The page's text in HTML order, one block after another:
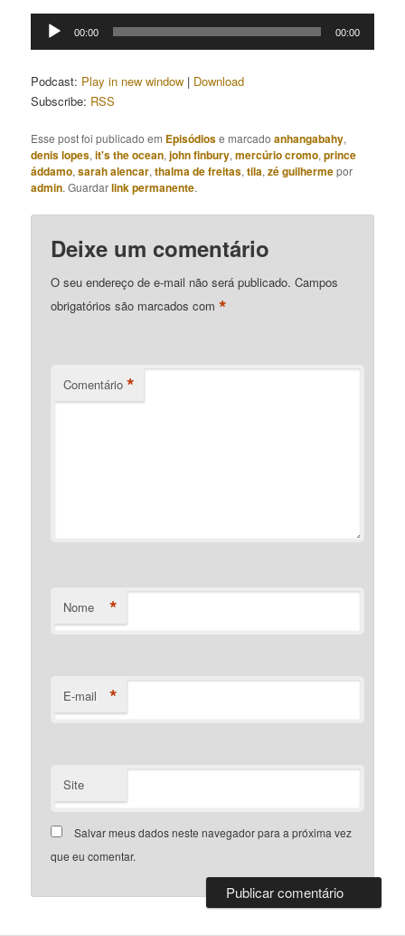
Tocador
00:00 00:00
Podcast: Play in new window | Download
Subscribe: RSS
Esse post foi publicado em Episódiose marcadoanhangabahy,
denis lopes,it's the ocean,john finbury,mercúrio cromo,prince
áddamo,sarah alencar,thalma de freitas,tila,zé guilhermepor
admin. Guardarlink permanente.
Deixe um comentário
O seu endereço de e-mail não será publicado. Campos
obrigatórios são marcados com*
Comentário *
Nome *
E-mail *
Site
Salvar meus dados neste navegador para a próxima vez
que eu comentar.